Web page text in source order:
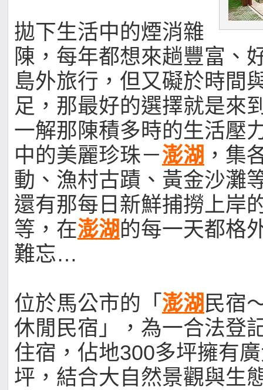
拋下生活中的煙消雜
陳，每年都想來趟豐富、
島外旅行，但又礙於時間
足，那最好的選擇就是來
一解那陳積多時的生活壓
中的美麗珍珠－澎湖 ，集
動、漁村古蹟、黃金沙灘
還有那每日新鮮捕撈上岸
等，在澎湖的每一天都格
難忘…
位於馬公市的「 澎湖民宿
休閒民宿」，為一合法登
住宿，佔地300多坪擁有
坪，結合大自然景觀與生